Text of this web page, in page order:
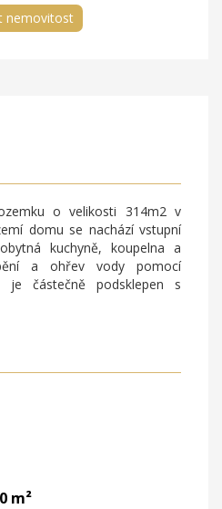
nemovitost
o velikosti 314m2 v
domu se nachází vstupní
kuchyně, koupelna a
a ohřev vody pomocí
je částečně podsklepen s
m²